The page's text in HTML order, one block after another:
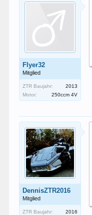
Flyer32
Mitglied
ZTR Baujahr:
2013
Motor:
250ccm 4V
DennisZTR2016
Mitglied
ZTR Baujahr:
2016